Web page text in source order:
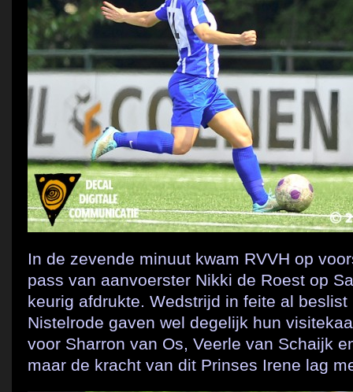
In de zevende minuut kwam RVVH op
pass van aanvoerster Nikki de Roest op
keurig afdrukte. Wedstrijd in feite al
Nistelrode gaven wel degelijk hun
voor Sharron van Os, Veerle van Schaijk
maar de kracht van dit Prinses Irene lag